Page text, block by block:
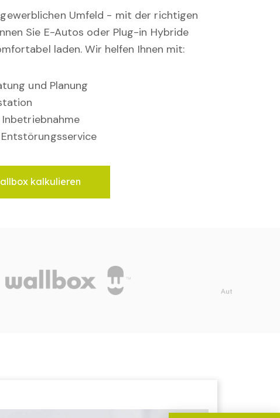
Umfeld - mit der richtigen
Sie E-Autos oder Plug-in Hybride
laden. Wir helfen Ihnen mit:
und Planung
kalkulieren